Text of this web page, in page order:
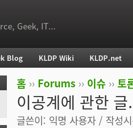
Geek, IT...
현재 위치
홈 ›› Forums ›› 이슈 ›› 토
이공계에 관한 글
글쓴이: 익명 사용자 / 작성
Blog KLDP Wiki KLDP.net